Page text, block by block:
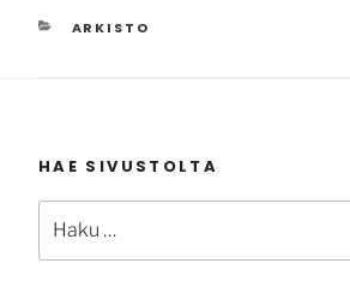
KATEGORIAT
ARKISTO
HAE SIVUSTOLTA